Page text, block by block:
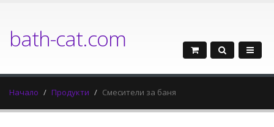
bath-cat.com
Начало Продукти Смесители за баня